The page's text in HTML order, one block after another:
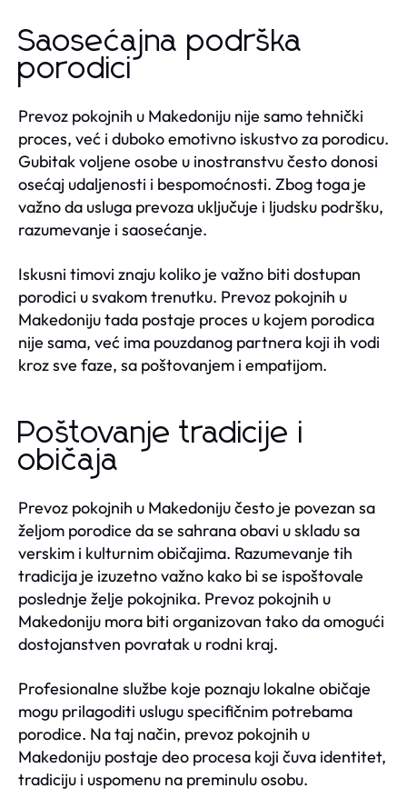
Saosećajna podrška
porodici
Prevoz pokojnih u Makedoniju nije samo tehnički
proces, već i duboko emotivno iskustvo za porodicu.
Gubitak voljene osobe u inostranstvu često donosi
osećaj udaljenosti i bespomoćnosti. Zbog toga je
važno da usluga prevoza uključuje i ljudsku podršku,
razumevanje i saosećanje.
Iskusni timovi znaju koliko je važno biti dostupan
porodici u svakom trenutku. Prevoz pokojnih u
Makedoniju tada postaje proces u kojem porodica
nije sama, već ima pouzdanog partnera koji ih vodi
kroz sve faze, sa poštovanjem i empatijom.
Poštovanje tradicije i
običaja
Prevoz pokojnih u Makedoniju često je povezan sa
željom porodice da se sahrana obavi u skladu sa
verskim i kulturnim običajima. Razumevanje tih
tradicija je izuzetno važno kako bi se ispoštovale
poslednje želje pokojnika. Prevoz pokojnih u
Makedoniju mora biti organizovan tako da omogući
dostojanstven povratak u rodni kraj.
Profesionalne službe koje poznaju lokalne običaje
mogu prilagoditi uslugu specifičnim potrebama
porodice. Na taj način, prevoz pokojnih u
Makedoniju postaje deo procesa koji čuva identitet,
tradiciju i uspomenu na preminulu osobu.